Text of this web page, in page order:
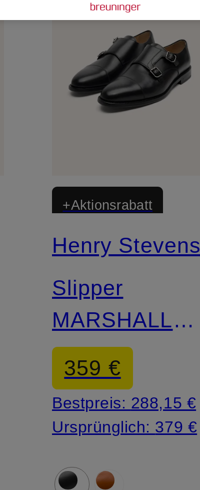
+Aktionsrabatt
Henry Stevens
Slipper
MARSHALL
CDM
359 €
Bestpreis: 288,15 €
Ursprünglich: 379 €